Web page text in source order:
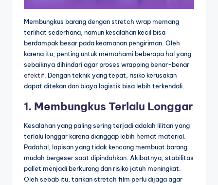
Membungkus barang dengan stretch wrap memang
terlihat sederhana, namun kesalahan kecil bisa
berdampak besar pada keamanan pengiriman. Oleh
karena itu, penting untuk memahami beberapa hal yang
sebaiknya dihindari agar proses wrapping benar-benar
efektif . Dengan teknik yang tepat, risiko kerusakan
dapat ditekan dan biaya logistik bisa lebih terkendali.
1. Membungkus Terlalu Longgar
Kesalahan yang paling sering terjadi adalah lilitan yang
terlalu longgar karena dianggap lebih hemat material.
Padahal, lapisan yang tidak kencang membuat barang
mudah bergeser saat dipindahkan. Akibatnya, stabilitas
pallet menjadi berkurang dan risiko jatuh meningkat.
Oleh sebab itu, tarikan stretch film perlu dijaga agar